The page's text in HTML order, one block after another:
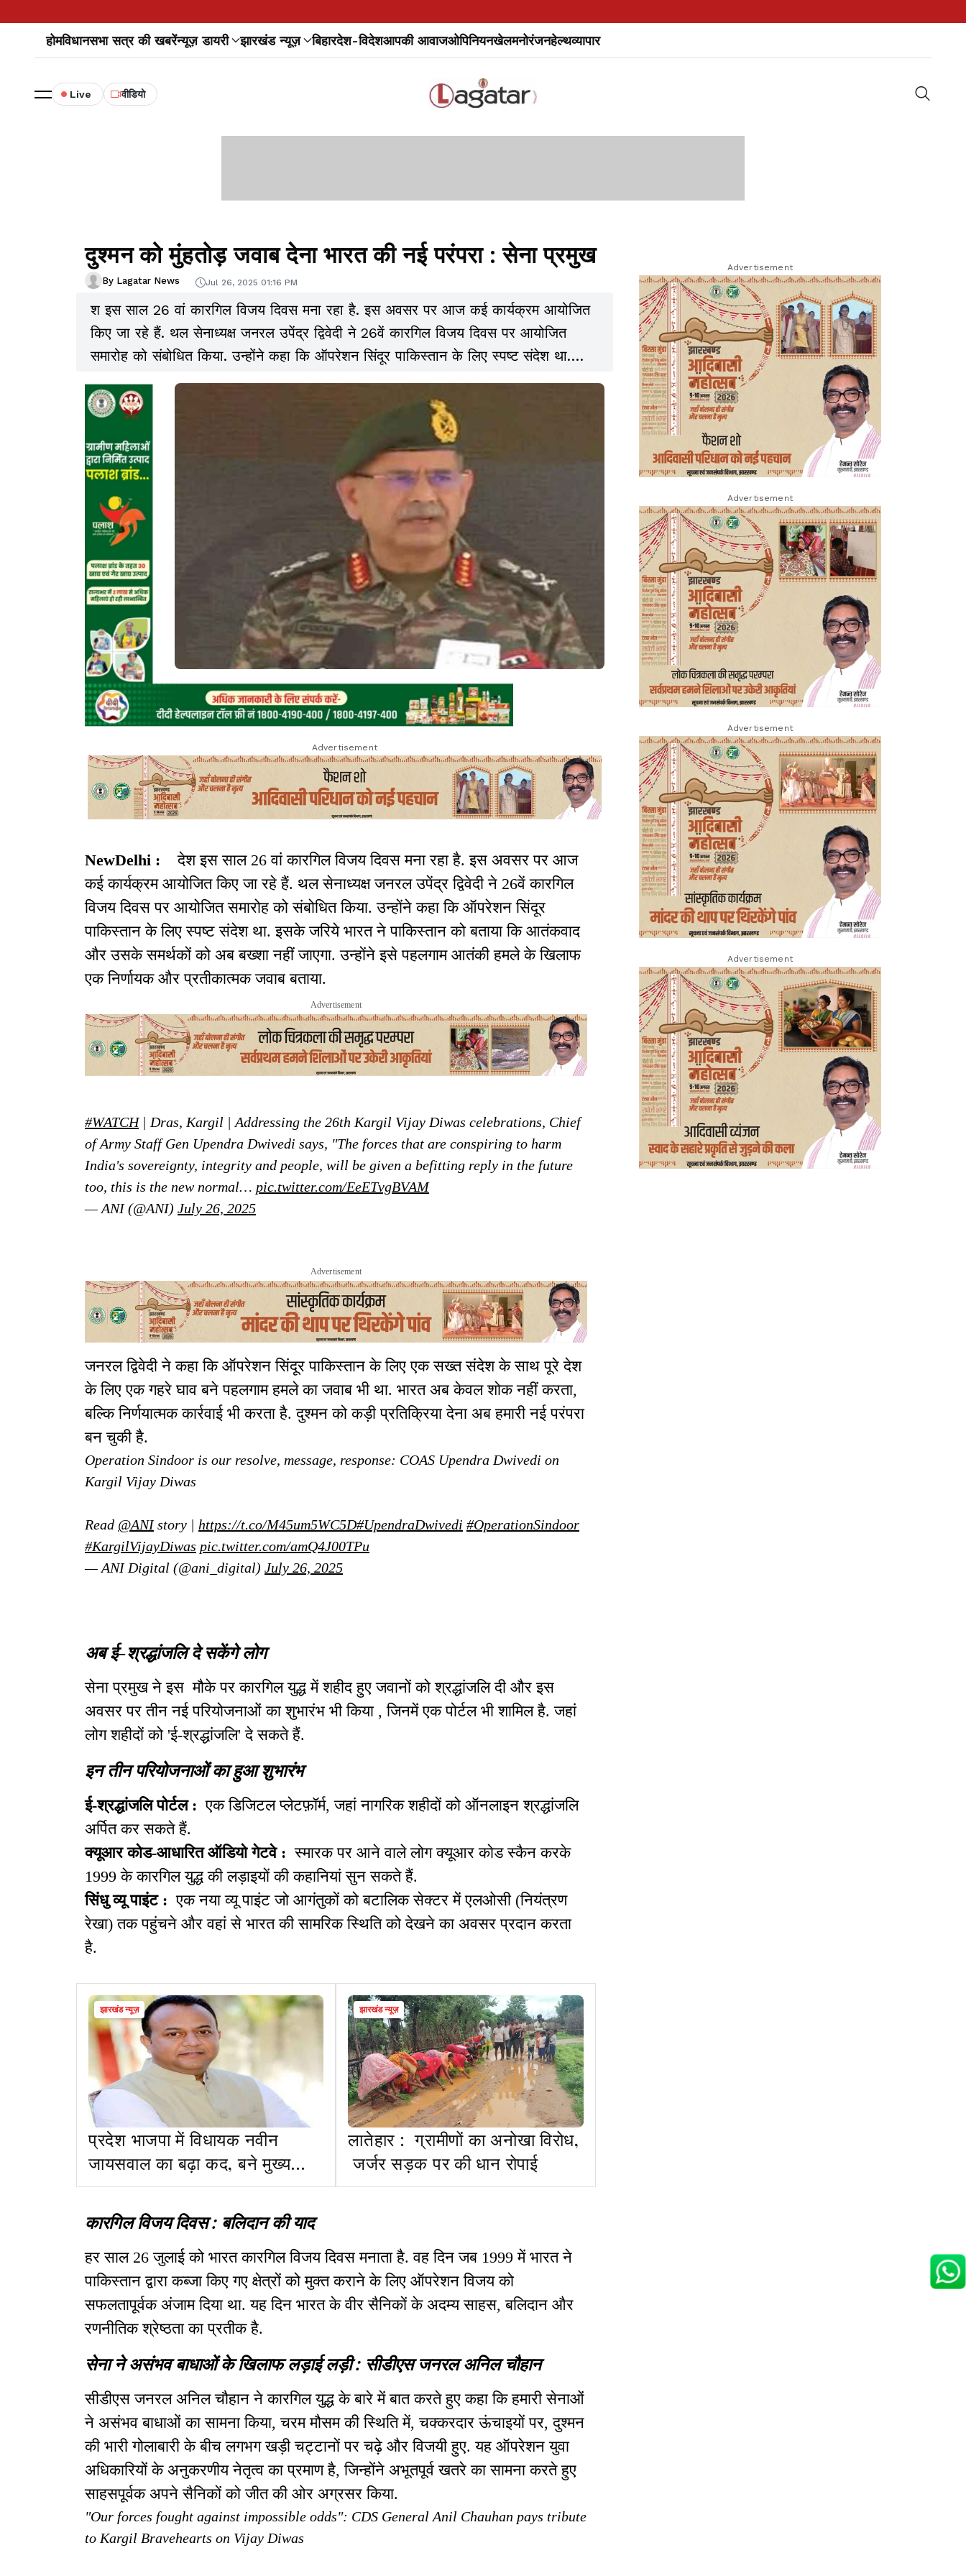
होमविधानसभा सत्र की खबरेंन्यूज़ डायरी झारखंड न्यूज़ बिहारदेश-विदेशआपकी आवाजओपिनियनखेलमनोरंजनहेल्थव्यापार
Live वीडियो
दुश्मन को मुंहतोड़ जवाब देना भारत की नई परंपरा : सेना प्रमुख
By Lagatar News Jul 26, 2025 01:16 PM
श इस साल 26 वां कारगिल विजय दिवस मना रहा है. इस अवसर पर आज कई कार्यक्रम आयोजित
किए जा रहे हैं. थल सेनाध्यक्ष जनरल उपेंद्र द्विवेदी ने 26वें कारगिल विजय दिवस पर आयोजित
समारोह को संबोधित किया. उन्होंने कहा कि ऑपरेशन सिंदूर पाकिस्तान के लिए स्पष्ट संदेश था.
इसके जरिये भारत ने पाकिस्तान को बताया कि आतंकवाद और उसके समर्थकों को अब बख्शा नहीं
जाएगा. उन्होंने इसे पहलगाम आतंकी हमले के खिलाफ एक निर्णायक और प्रतीकात्मक जवाब बताया.
Advertisement
NewDelhi :
देश इस साल 26 वां कारगिल विजय दिवस मना रहा है. इस अवसर पर आज
कई कार्यक्रम आयोजित किए जा रहे हैं. थल सेनाध्यक्ष जनरल उपेंद्र द्विवेदी ने 26वें कारगिल
विजय दिवस पर आयोजित समारोह को संबोधित किया. उन्होंने कहा कि ऑपरेशन सिंदूर
पाकिस्तान के लिए स्पष्ट संदेश था. इसके जरिये भारत ने पाकिस्तान को बताया कि आतंकवाद
और उसके समर्थकों को अब बख्शा नहीं जाएगा. उन्होंने इसे पहलगाम आतंकी हमले के खिलाफ
एक निर्णायक और प्रतीकात्मक जवाब बताया.
Advertisement
#WATCH| Dras, Kargil | Addressing the 26th Kargil Vijay Diwas celebrations, Chief
of Army Staff Gen Upendra Dwivedi says, "The forces that are conspiring to harm
India's sovereignty, integrity and people, will be given a befitting reply in the future
too, this is the new normal… pic.twitter.com/EeETvgBVAM
— ANI (@ANI) July 26, 2025
Advertisement
जनरल द्विवेदी ने कहा कि ऑपरेशन सिंदूर पाकिस्तान के लिए एक सख्त संदेश के साथ पूरे देश
के लिए एक गहरे घाव बने पहलगाम हमले का जवाब भी था. भारत अब केवल शोक नहीं करता,
बल्कि निर्णयात्मक कार्रवाई भी करता है. दुश्मन को कड़ी प्रतिक्रिया देना अब हमारी नई परंपरा
बन चुकी है.
Operation Sindoor is our resolve, message, response: COAS Upendra Dwivedi on
Kargil Vijay Diwas
Read @ANIstory | https://t.co/M45um5WC5D#UpendraDwivedi #OperationSindoor
#KargilVijayDiwas pic.twitter.com/amQ4J00TPu
— ANI Digital (@ani_digital) July 26, 2025
अब ई-श्रद्धांजलि दे सकेंगे लोग
सेना प्रमुख ने इस मौके पर कारगिल युद्ध में शहीद हुए जवानों को श्रद्धांजलि दी और इस
अवसर पर तीन नई परियोजनाओं का शुभारंभ भी किया , जिनमें एक पोर्टल भी शामिल है. जहां
लोग शहीदों को 'ई-श्रद्धांजलि' दे सकते हैं.
इन तीन परियोजनाओं का हुआ शुभारंभ
ई-श्रद्धांजलि पोर्टल :एक डिजिटल प्लेटफ़ॉर्म, जहां नागरिक शहीदों को ऑनलाइन श्रद्धांजलि
अर्पित कर सकते हैं.
क्यूआर कोड-आधारित ऑडियो गेटवे :स्मारक पर आने वाले लोग क्यूआर कोड स्कैन करके
1999 के कारगिल युद्ध की लड़ाइयों की कहानियां सुन सकते हैं.
सिंधु व्यू पाइंट : एक नया व्यू पाइंट जो आगंतुकों को बटालिक सेक्टर में एलओसी (नियंत्रण
रेखा) तक पहुंचने और वहां से भारत की सामरिक स्थिति को देखने का अवसर प्रदान करता
है.
झारखंड न्यूज़
प्रदेश भाजपा में विधायक नवीन
जायसवाल का बढ़ा कद, बने मुख्य
सचेतक
झारखंड न्यूज़
लातेहार : ग्रामीणों का अनोखा विरोध,
जर्जर सड़क पर की धान रोपाई
कारगिल विजय दिवस : बलिदान की याद
हर साल 26 जुलाई को भारत कारगिल विजय दिवस मनाता है. वह दिन जब 1999 में भारत ने
पाकिस्तान द्वारा कब्जा किए गए क्षेत्रों को मुक्त कराने के लिए ऑपरेशन विजय को
सफलतापूर्वक अंजाम दिया था. यह दिन भारत के वीर सैनिकों के अदम्य साहस, बलिदान और
रणनीतिक श्रेष्ठता का प्रतीक है.
सेना ने असंभव बाधाओं के खिलाफ लड़ाई लड़ी : सीडीएस जनरल अनिल चौहान
सीडीएस जनरल अनिल चौहान ने कारगिल युद्ध के बारे में बात करते हुए कहा कि हमारी सेनाओं
ने असंभव बाधाओं का सामना किया, चरम मौसम की स्थिति में, चक्करदार ऊंचाइयों पर, दुश्मन
की भारी गोलाबारी के बीच लगभग खड़ी चट्टानों पर चढ़े और विजयी हुए. यह ऑपरेशन युवा
अधिकारियों के अनुकरणीय नेतृत्व का प्रमाण है, जिन्होंने अभूतपूर्व खतरे का सामना करते हुए
साहसपूर्वक अपने सैनिकों को जीत की ओर अग्रसर किया.
"Our forces fought against impossible odds": CDS General Anil Chauhan pays tribute
to Kargil Bravehearts on Vijay Diwas
Advertisement
Advertisement
Advertisement
Advertisement